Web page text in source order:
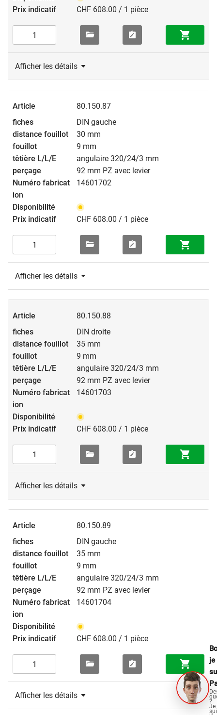
CHF 608.00 / 1 pièce
Afficher les détails
80.150.87
DIN gauche
30 mm
9 mm
angulaire 320/24/3 mm
92 mm PZ avec levier
14601702
CHF 608.00 / 1 pièce
Afficher les détails
80.150.88
DIN droite
35 mm
9 mm
angulaire 320/24/3 mm
92 mm PZ avec levier
14601703
CHF 608.00 / 1 pièce
Afficher les détails
80.150.89
DIN gauche
35 mm
9 mm
angulaire 320/24/3 mm
92 mm PZ avec levier
14601704
CHF 608.00 / 1 pièce
Afficher les détails
je
?
Je